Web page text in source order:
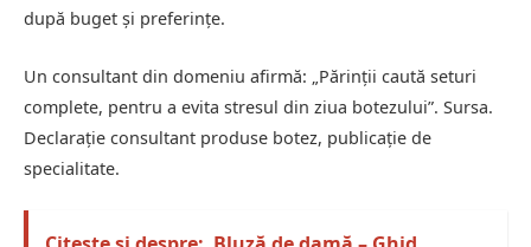
după buget și preferințe.
Un consultant din domeniu afirmă: „Părinții caută seturi
complete, pentru a evita stresul din ziua botezului”. Sursa.
Declarație consultant produse botez, publicație de
specialitate.